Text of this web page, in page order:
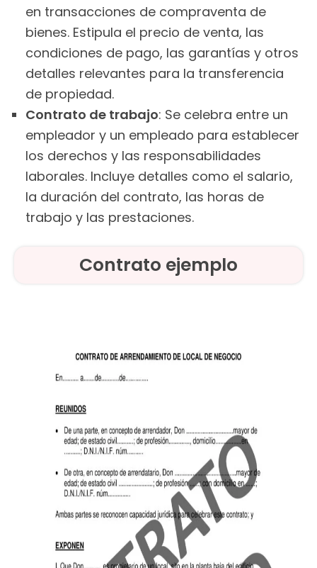
en transacciones de compraventa de
bienes. Estipula el precio de venta, las
condiciones de pago, las garantías y otros
detalles relevantes para la transferencia
de propiedad.
Contrato de trabajo: Se celebra entre un
empleador y un empleado para establecer
los derechos y las responsabilidades
laborales. Incluye detalles como el salario,
la duración del contrato, las horas de
trabajo y las prestaciones.
Contrato ejemplo